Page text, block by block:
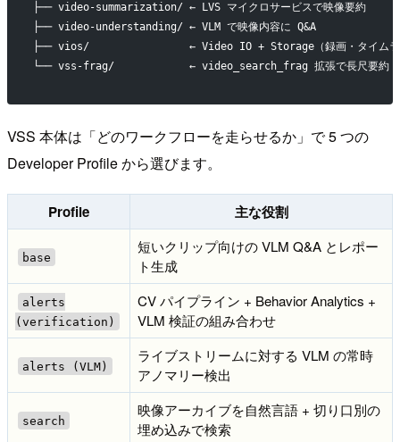
├── video-summarization/ ← LVS マイクロサービスで映像要約
├── video-understanding/ ← VLM で映像内容に Q&A
├── vios/                ← Video IO + Storage（録画・タイムライ
└── vss-frag/            ← video_search_frag 拡張で長尺要約・
VSS 本体は「どのワークフローを走らせるか」で 5 つの
Developer Profile から選びます。
Profile 主な役割
base
短いクリップ向けの VLM Q&A とレポー
ト生成
alerts
(verification)
CV パイプライン + Behavior Analytics +
VLM 検証の組み合わせ
alerts (VLM)
ライブストリームに対する VLM の常時
アノマリー検出
search
映像アーカイブを自然言語 + 切り口別の
埋め込みで検索